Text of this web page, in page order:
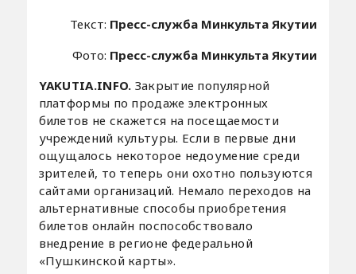
Текст: Пресс-служба Минкульта Якутии
Фото: Пресс-служба Минкульта Якутии
YAKUTIA.INFO. Закрытие популярной
платформы по продаже электронных
билетов не скажется на посещаемости
учреждений культуры. Если в первые дни
ощущалось некоторое недоумение среди
зрителей, то теперь они охотно пользуются
сайтами организаций. Немало переходов на
альтернативные способы приобретения
билетов онлайн поспособствовало
внедрение в регионе федеральной
«Пушкинской карты».